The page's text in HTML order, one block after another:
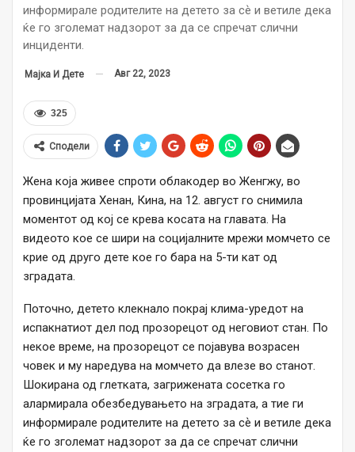
информирале родителите на детето за сѐ и ветиле дека
ќе го зголемат надзорот за да се спречат слични
инциденти.
Мајка И Дете Авг 22, 2023
325
Сподели
Жена која живее спроти облакодер во Женгжу, во
провинцијата Хенан, Кина, на 12. август го снимила
моментот од кој се крева косата на главата. На
видеото кое се шири на социјалните мрежи момчето се
крие од друго дете кое го бара на 5-ти кат од
зградата.
Поточно, детето клекнало покрај клима-уредот на
испакнатиот дел под прозорецот од неговиот стан. По
некое време, на прозорецот се појавува возрасен
човек и му наредува на момчето да влезе во станот.
Шокирана од глетката, загрижената сосетка го
алармирала обезбедувањето на зградата, а тие ги
информирале родителите на детето за сѐ и ветиле дека
ќе го зголемат надзорот за да се спречат слични